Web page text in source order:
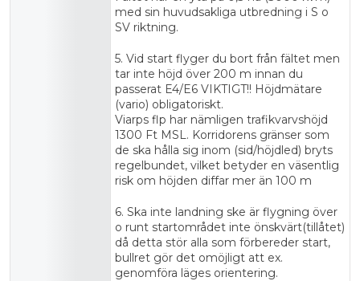
med sin huvudsakliga utbredning i S o
SV riktning.
5. Vid start flyger du bort från fältet men
tar inte höjd över 200 m innan du
passerat E4/E6 VIKTIGT!! Höjdmätare
(vario) obligatoriskt.
Viarps flp har nämligen trafikvarvshöjd
1300 Ft MSL. Korridorens gränser som
de ska hålla sig inom (sid/höjdled) bryts
regelbundet, vilket betyder en väsentlig
risk om höjden diffar mer än 100 m
6. Ska inte landning ske är flygning över
o runt startområdet inte önskvärt(tillåtet)
då detta stör alla som förbereder start,
bullret gör det omöjligt att ex.
genomföra läges orientering.